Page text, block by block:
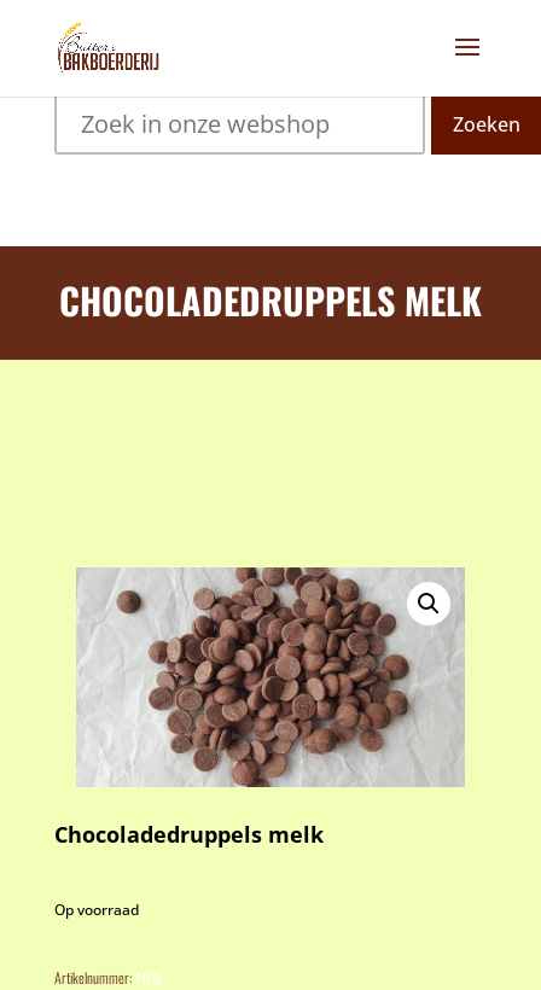
Zoeken
CHOCOLADEDRUPPELS MELK
Chocoladedruppels melk
Op voorraad
Artikelnummer: N/B